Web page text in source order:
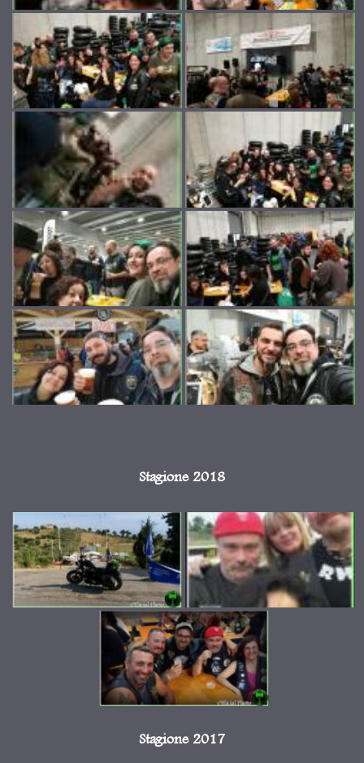
Stagione 2018
Stagione 2017